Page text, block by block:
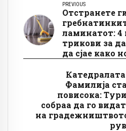
PREVIOUS
Отстранете
ламинатот: 4
трикови за
да сјае како
Фамилија
повисока:
собраа да го
на